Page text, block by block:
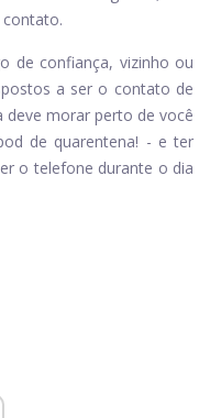
de confiança, vizinho ou
a ser o contato de
deve morar perto de você
de quarentena! - e ter
o telefone durante o dia